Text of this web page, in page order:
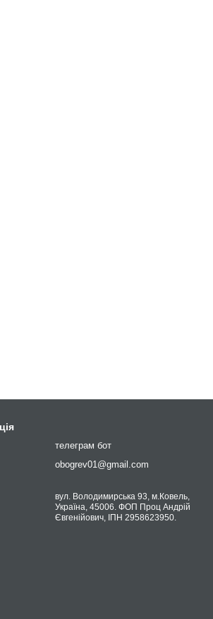
телеграм бот
obogrev01@gmail.com
вул. Володимирська 93, м.Ковель,
Україна, 45006. ФОП Проц Андрій
Євгенійович, ІПН 2958623950.